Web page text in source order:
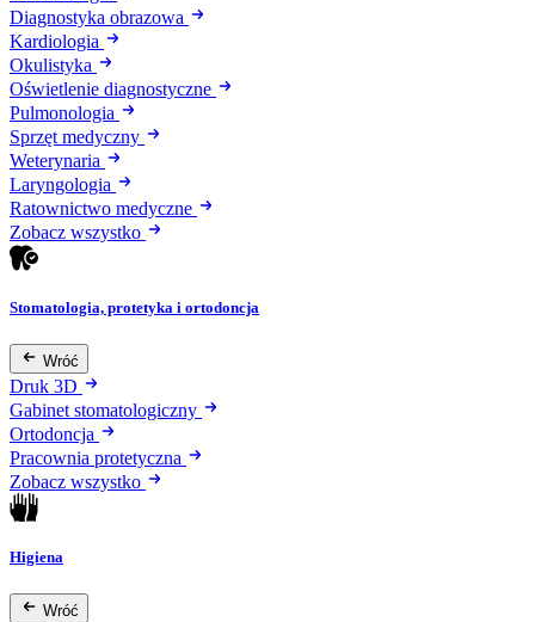
Diagnostyka obrazowa
Kardiologia
Okulistyka
Oświetlenie diagnostyczne
Pulmonologia
Sprzęt medyczny
Weterynaria
Laryngologia
Ratownictwo medyczne
Zobacz wszystko
Stomatologia, protetyka i ortodoncja
Wróć
Druk 3D
Gabinet stomatologiczny
Ortodoncja
Pracownia protetyczna
Zobacz wszystko
Higiena
Wróć